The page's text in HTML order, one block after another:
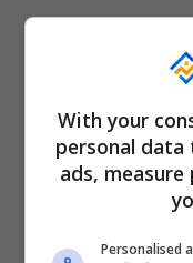
With your
personal data
ads,
Personalised